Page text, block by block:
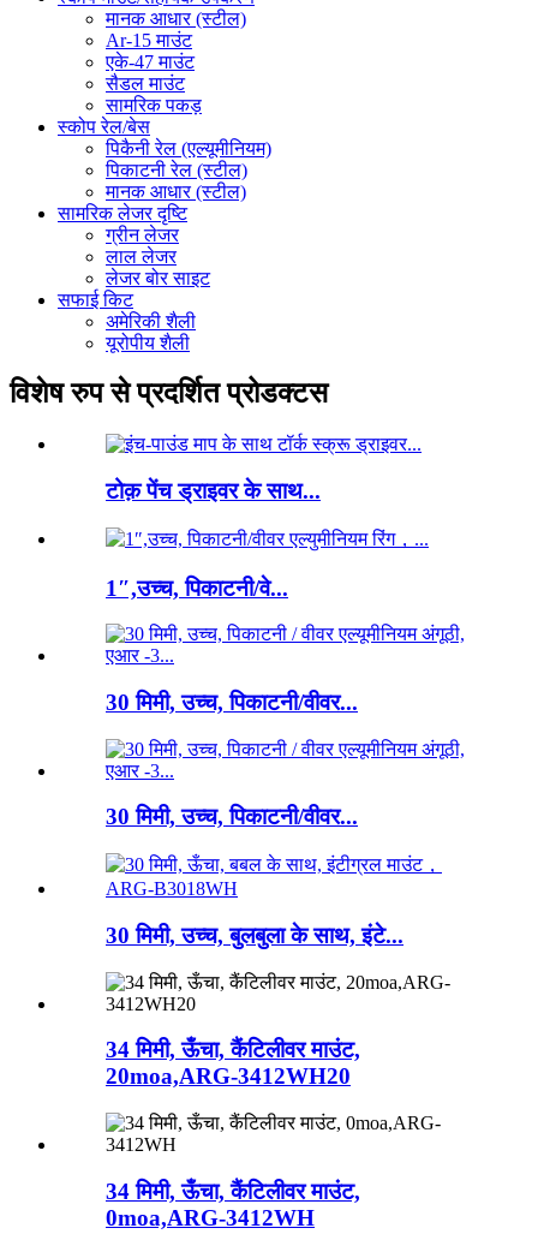
मानक आधार (स्टील)
Ar-15 माउंट
एके-47 माउंट
सैडल माउंट
सामरिक पकड़
स्कोप रेल/बेस
पिकैनी रेल (एल्यूमीनियम)
पिकाटनी रेल (स्टील)
मानक आधार (स्टील)
सामरिक लेजर दृष्टि
ग्रीन लेजर
लाल लेजर
लेजर बोर साइट
सफाई किट
अमेरिकी शैली
यूरोपीय शैली
विशेष रुप से प्रदर्शित प्रोडक्टस
टोक़ पेंच ड्राइवर के साथ...
1″,उच्च, पिकाटनी/वे...
30 मिमी, उच्च, पिकाटनी/वीवर...
30 मिमी, उच्च, पिकाटनी/वीवर...
30 मिमी, उच्च, बुलबुला के साथ, इंटे...
34 मिमी, ऊँचा, कैंटिलीवर माउंट,
20moa,ARG-3412WH20
34 मिमी, ऊँचा, कैंटिलीवर माउंट,
0moa,ARG-3412WH